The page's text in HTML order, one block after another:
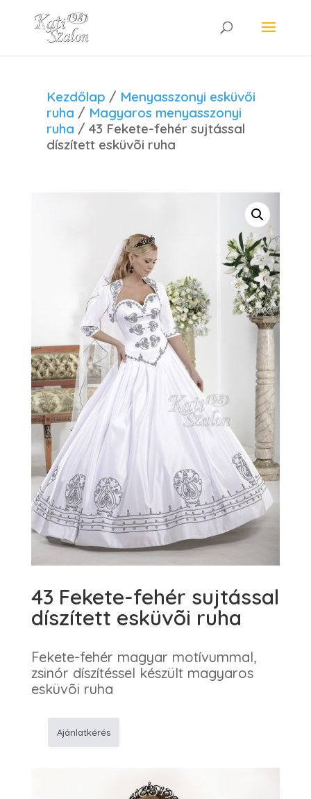
Kezdőlap / Menyasszonyi esküvői
ruha / Magyaros menyasszonyi
ruha / 43 Fekete-fehér sujtással
díszített esküvõi ruha
43 Fekete-fehér sujtással
díszített esküvõi ruha
Fekete-fehér magyar motívummal,
zsinór díszítéssel készült magyaros
esküvõi ruha
Ajánlatkérés